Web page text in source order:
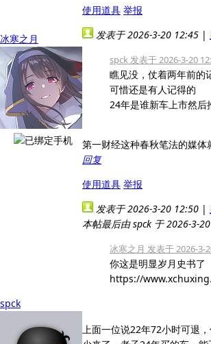
使用道具 举报
冰寒之月 发表于 2026-3-20 12:45 |
spck 发表于 2026-3-20
瞧见没，仗着两年前的
可惜还是有人记得的
24年是谁新车上市然后
第一财经这种春秋笔法的媒
回复
使用道具 举报
spck
发表于 2026-3-20 12:50 |
本帖最后由 spck 于 2026-3-
冰寒之月 发表于 2026-3-
你这是明显岁月史书了
https://
上面一位说22年72小时可退